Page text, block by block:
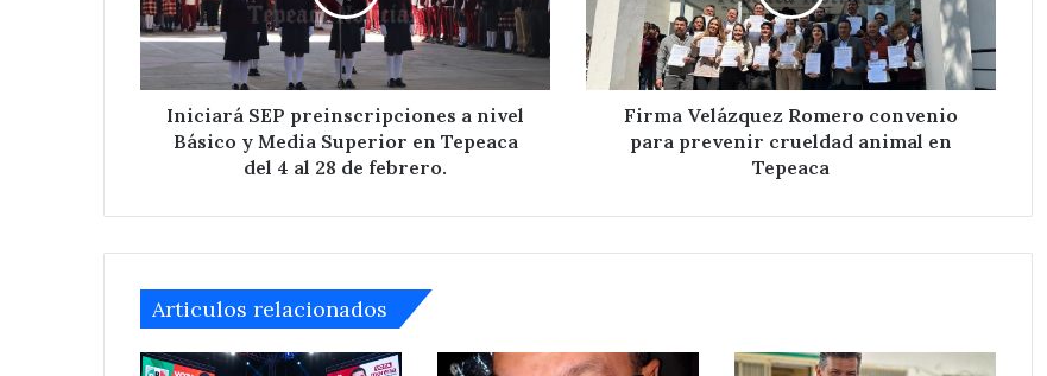
Básico
y
Media
Superior
Tepeaca
febrero.
Iniciará SEP preinscripciones a nivel
Básico y Media Superior en Tepeaca
del 4 al 28 de febrero.
prevenir
crueldad
animal
en
TepeacaFirma Velázquez Romero convenio
para prevenir crueldad animal en
Tepeaca
Articulos relacionados